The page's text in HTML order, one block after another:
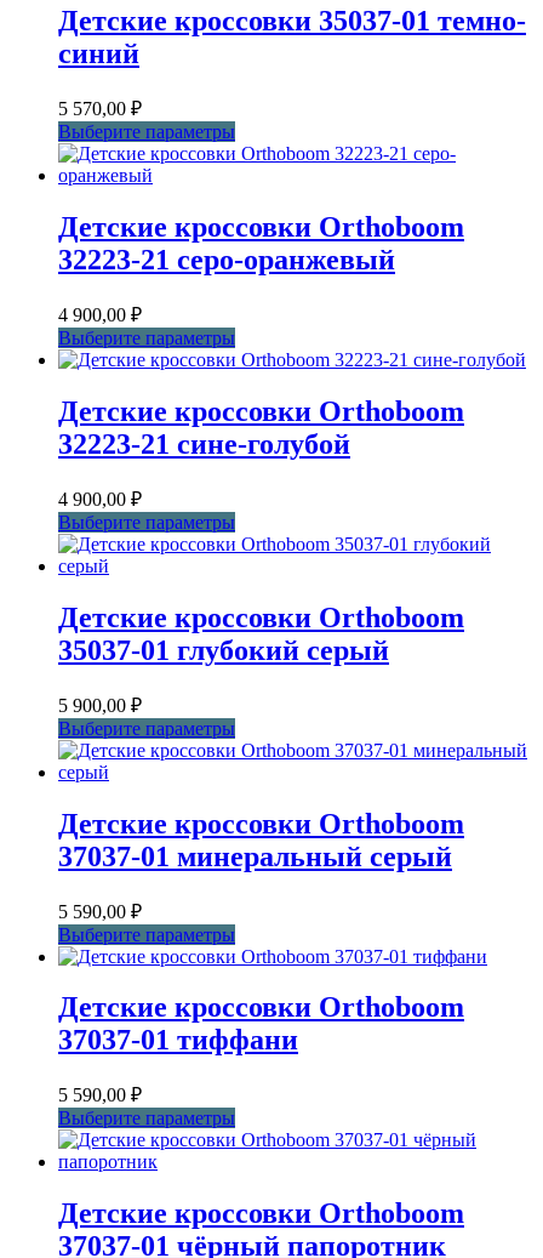
несколько
вариаций.
на
странице
товара.
Детские кроссовки 35037-01 темно-
синий
5 570,00 ₽
Выберите параметры
товар
Опции
можно
странице
товара.
Детские кроссовки Orthoboom
32223-21 серо-оранжевый
4 900,00 ₽
Выберите параметры
товар
вариаций.
Опции
на
странице
товара.
Детские кроссовки Orthoboom
32223-21 сине-голубой
4 900,00 ₽
Выберите параметры
товар
Опции
можно
странице
товара.
Детские кроссовки Orthoboom
35037-01 глубокий серый
5 900,00 ₽
Выберите параметры
товар
Опции
можно
странице
товара.
Детские кроссовки Orthoboom
37037-01 минеральный серый
5 590,00 ₽
Выберите параметры
товар
несколько
вариаций.
Опции
на
странице
товара.
Детские кроссовки Orthoboom
37037-01 тиффани
5 590,00 ₽
Выберите параметры
товар
Опции
можно
Детские кроссовки Orthoboom
37037-01 чёрный папоротник